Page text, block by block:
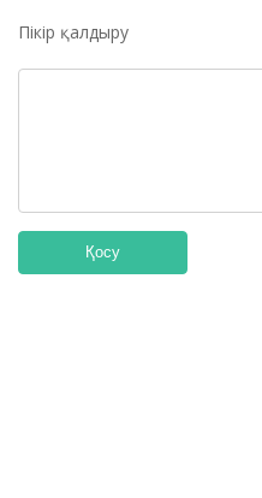
Пікір қалдыру
Қосу